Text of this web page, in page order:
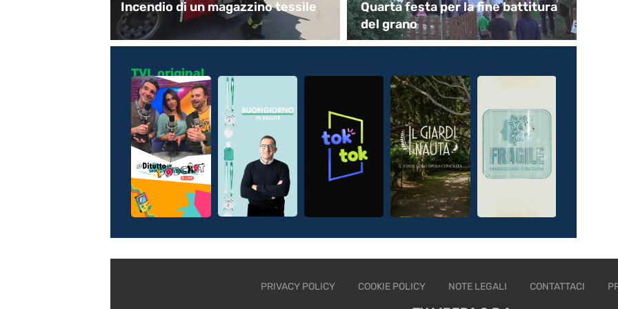
Incendio di un magazzino tessile
Quarta festa per la fine battitura
del grano
TVL original
PRIVACY POLICY COOKIE POLICY NOTE LEGALI CONTATTACI